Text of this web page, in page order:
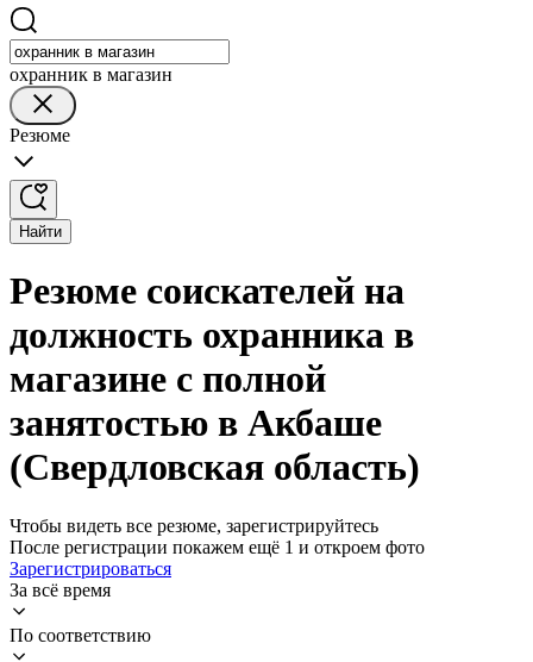
охранник в магазин
Резюме
Найти
Резюме соискателей на
должность охранника в
магазине с полной
занятостью в Акбаше
(Свердловская область)
Чтобы видеть все резюме, зарегистрируйтесь
После регистрации покажем ещё 1 и откроем фото
Зарегистрироваться
За всё время
По соответствию